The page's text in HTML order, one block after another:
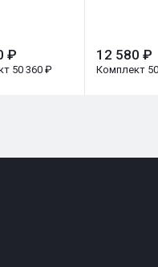
₽
50 360 ₽
12 580 ₽
Комплект